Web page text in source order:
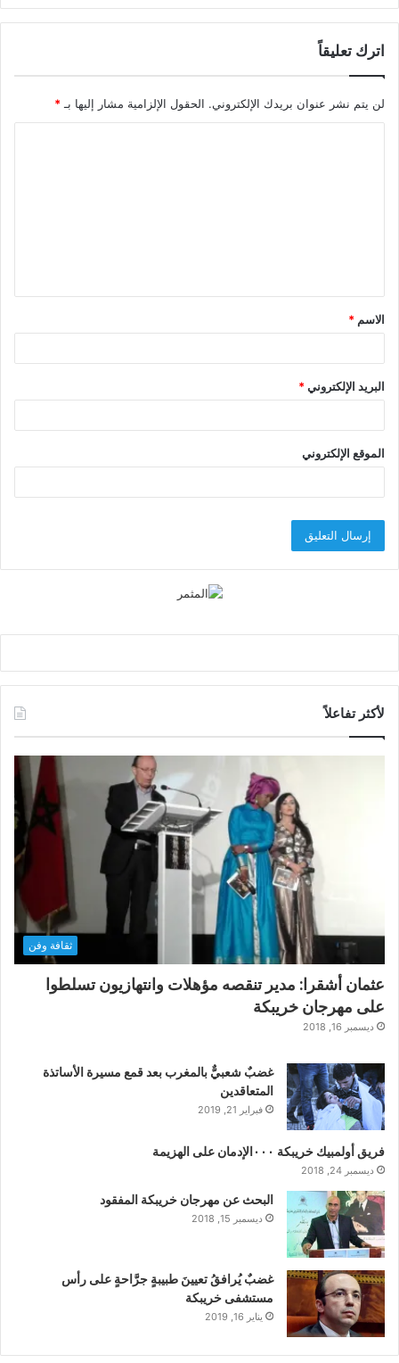
اترك تعليقاً
لن يتم نشر عنوان بريدك الإلكتروني. الحقول الإلزامية مشار إليها بـ *
ق
*
الاسم *
البريد الإلكتروني*
الموقع الإلكتروني
لأكثر تفاعلاً
ثقافة وفن
عثمان أشقرا: مدير تنقصه مؤهلات وانتهازيون تسلطوا
على مهرجان خريبكة
ديسمبر 16, 2018
غضبٌ شعبيٌّ بالمغرب بعد قمع مسيرة الأساتذة
المتعاقدين
فبراير 21, 2019
فريق أولمبيك خريبكة ٠٠٠الإدمان على الهزيمة
ديسمبر 24, 2018
البحث عن مهرجان خريبكة المفقود
ديسمبر 15, 2018
غضبٌ يُرافقُ تعيينَ طبيبةٍ جرَّاحةٍ على رأس
مستشفى خريبكة
يناير 16, 2019